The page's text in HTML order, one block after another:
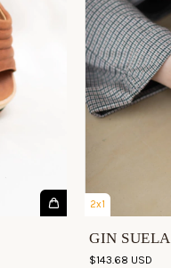
2x1
GIN SUELA
$143.68 USD